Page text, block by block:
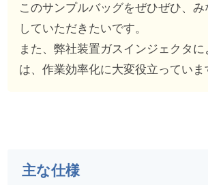
このサンプルバッグをぜひぜひ、み
していただきたいです。
また、弊社装置ガスインジェクタに
は、作業効率化に大変役立っていま
主な仕様